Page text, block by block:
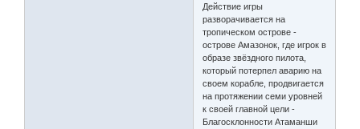
Действие игры
разворачивается на
тропическом острове -
острове Амазонок, где игрок в
образе звёздного пилота,
который потерпел аварию на
своем корабле, продвигается
на протяжении семи уровней
к своей главной цели -
Благосклонности Атаманши